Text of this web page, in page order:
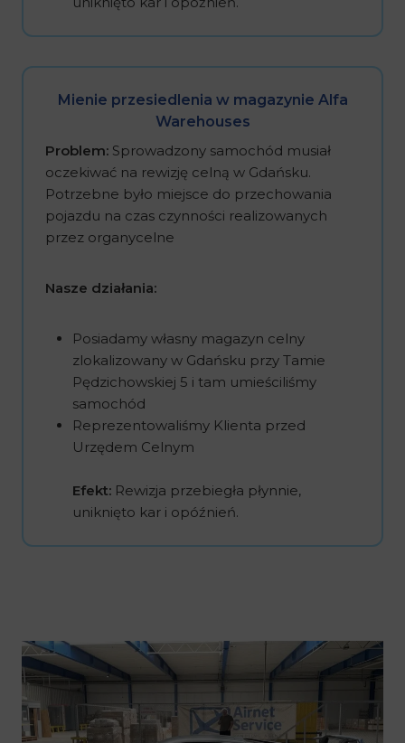
Mienie przesiedlenia w magazynie Alfa
Warehouses
Problem: Sprowadzony samochód musiał
oczekiwać na rewizję celną w Gdańsku.
Potrzebne było miejsce do przechowania
pojazdu na czas czynności realizowanych
przez organycelne
Nasze działania:
Posiadamy własny magazyn celny
zlokalizowany w Gdańsku przy Tamie
Pędzichowskiej 5 i tam umieściliśmy
samochód
Reprezentowaliśmy Klienta przed
Urzędem Celnym
Efekt: Rewizja przebiegła płynnie,
uniknięto kar i opóźnień.